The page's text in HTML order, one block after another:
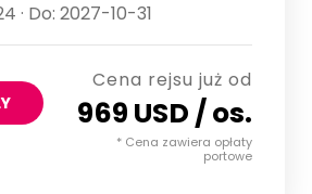
· Do: 2027-10-31
Cena rejsu już od
969 USD / os.
* Cena zawiera opłaty
portowe